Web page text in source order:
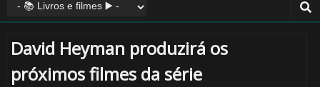
David Heyman produzirá os
próximos filmes da série